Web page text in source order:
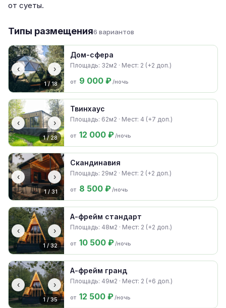
от суеты.
Типы размещения6 вариантов
‹ ›
1 / 18
Дом-сфера
Площадь: 32м2 · Мест: 2 (+2 доп.)
от 9 000 ₽/ночь
‹ ›
1 / 28
Твинхаус
Площадь: 62м2 · Мест: 4 (+7 доп.)
от 12 000 ₽/ночь
‹ ›
1 / 31
Скандинавия
Площадь: 29м2 · Мест: 2 (+2 доп.)
от 8 500 ₽/ночь
‹ ›
1 / 32
А-фрейм стандарт
Площадь: 48м2 · Мест: 2 (+2 доп.)
от 10 500 ₽/ночь
‹ ›
1 / 35
А-фрейм гранд
Площадь: 49м2 · Мест: 2 (+6 доп.)
от 12 500 ₽/ночь